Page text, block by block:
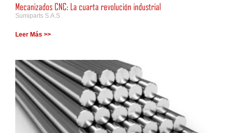
Mecanizados CNC: La cuarta revolución industrial
Sumiparts S.A.S
Leer Más >>